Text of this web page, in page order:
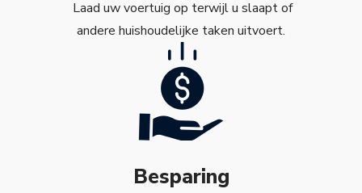
Laad uw voertuig op terwijl u slaapt of
andere huishoudelijke taken uitvoert.
Besparing